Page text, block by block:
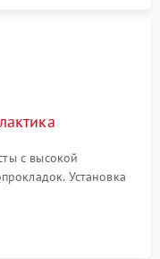
с высокой
Установка
Предварительная